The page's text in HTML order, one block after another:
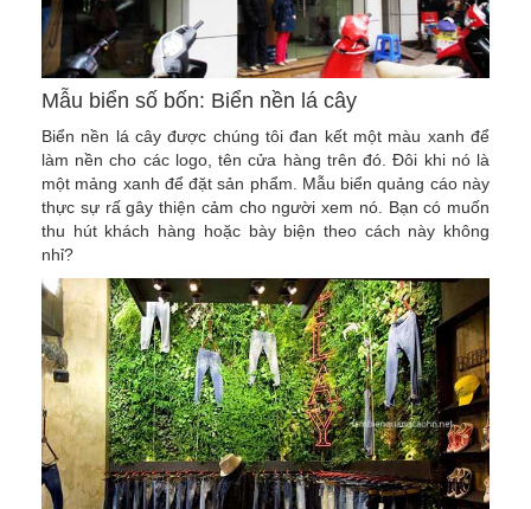
Mẫu biển số bốn: Biển nền lá cây
Biển nền lá cây được chúng tôi đan kết một màu xanh để
làm nền cho các logo, tên cửa hàng trên đó. Đôi khi nó là
một mảng xanh để đặt sản phẩm. Mẫu biển quảng cáo này
thực sự rấ gây thiện cảm cho người xem nó. Bạn có muốn
thu hút khách hàng hoặc bày biện theo cách này không
nhỉ?